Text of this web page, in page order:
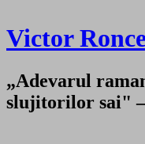
Victor
„Adevarul
slujitorilor sai"